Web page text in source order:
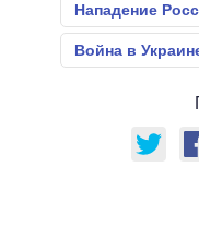
Нападение
Война в